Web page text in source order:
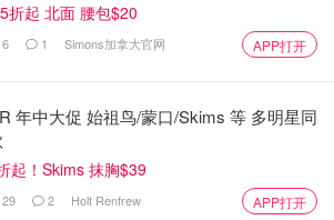
折起 北面 腰包$20
6 1 Simons加拿大官网 APP打开
年中大促 始祖鸟/蒙口/Skims 等 多明星同
起！Skims 抹胸$39
29 2 Holt Renfrew APP打开